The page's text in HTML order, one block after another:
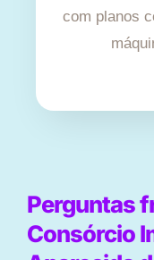
com planos
Perguntas
Consórcio